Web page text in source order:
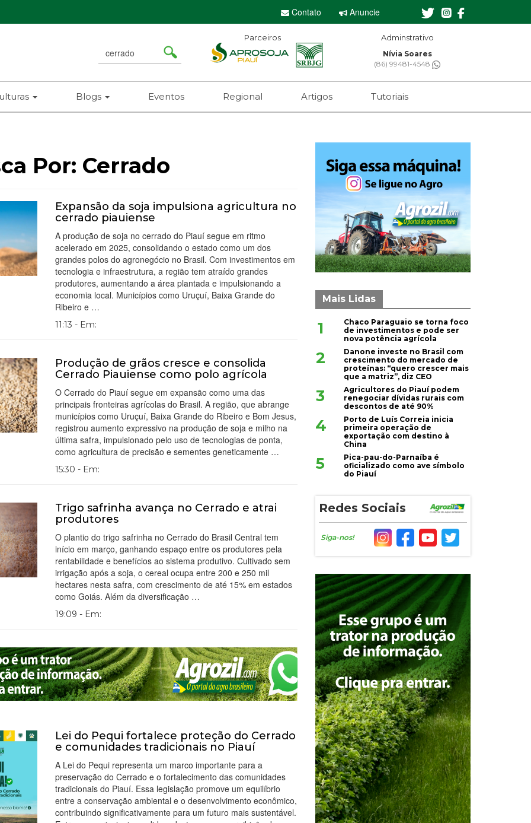
Contato Anuncie
for
Parceiros Editor-chefe
Sebastian Eugênio
(61) 99650-2473
Adminstrativo
Nívia Soares
(86) 99481-4548
Blogs Eventos Regional Artigos Tutoriais
Por: Cerrado
Expansão da soja impulsiona agricultura no
cerrado piauiense
A produção de soja no cerrado do Piauí segue em ritmo
acelerado em 2025, consolidando o estado como um dos
grandes polos do agronegócio no Brasil. Com investimentos em
tecnologia e infraestrutura, a região tem atraído grandes
produtores, aumentando a área plantada e impulsionando a
economia local. Municípios como Uruçuí, Baixa Grande do
Ribeiro e …
11:13 - Em:
Produção de grãos cresce e consolida
Cerrado Piauiense como polo agrícola
O Cerrado do Piauí segue em expansão como uma das
principais fronteiras agrícolas do Brasil. A região, que abrange
municípios como Uruçuí, Baixa Grande do Ribeiro e Bom Jesus,
registrou aumento expressivo na produção de soja e milho na
última safra, impulsionado pelo uso de tecnologias de ponta,
como agricultura de precisão e sementes geneticamente …
15:30 - Em:
Trigo safrinha avança no Cerrado e atrai
produtores
O plantio do trigo safrinha no Cerrado do Brasil Central tem
início em março, ganhando espaço entre os produtores pela
rentabilidade e benefícios ao sistema produtivo. Cultivado sem
irrigação após a soja, o cereal ocupa entre 200 e 250 mil
hectares nesta safra, com crescimento de até 15% em estados
como Goiás. Além da diversificação …
19:09 - Em:
Lei do Pequi fortalece proteção do Cerrado
e comunidades tradicionais no Piauí
A Lei do Pequi representa um marco importante para a
preservação do Cerrado e o fortalecimento das comunidades
tradicionais do Piauí. Essa legislação promove um equilíbrio
entre a conservação ambiental e o desenvolvimento econômico,
contribuindo significativamente para um futuro mais sustentável.
Mais Lidas
1
Chaco Paraguaio se torna foco
de investimentos e pode ser
nova potência agrícola
2
Danone investe no Brasil com
crescimento do mercado de
proteínas: “quero crescer mais
que a matriz”, diz CEO
3
Agricultores do Piauí podem
renegociar dívidas rurais com
descontos de até 90%
4
Porto de Luís Correia inicia
primeira operação de
exportação com destino à
China
5
Pica-pau-do-Parnaíba é
oficializado como ave símbolo
do Piauí
Redes Sociais
Siga-nos!